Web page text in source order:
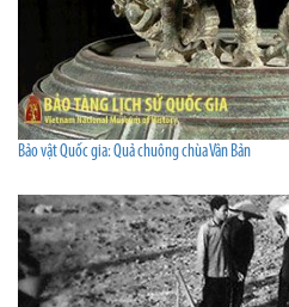
Bảo vật Quốc gia: Quả chuông chùa Vân Bản